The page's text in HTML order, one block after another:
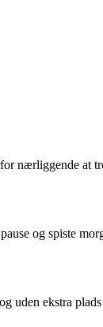
nærliggende at
og spiste
ekstra